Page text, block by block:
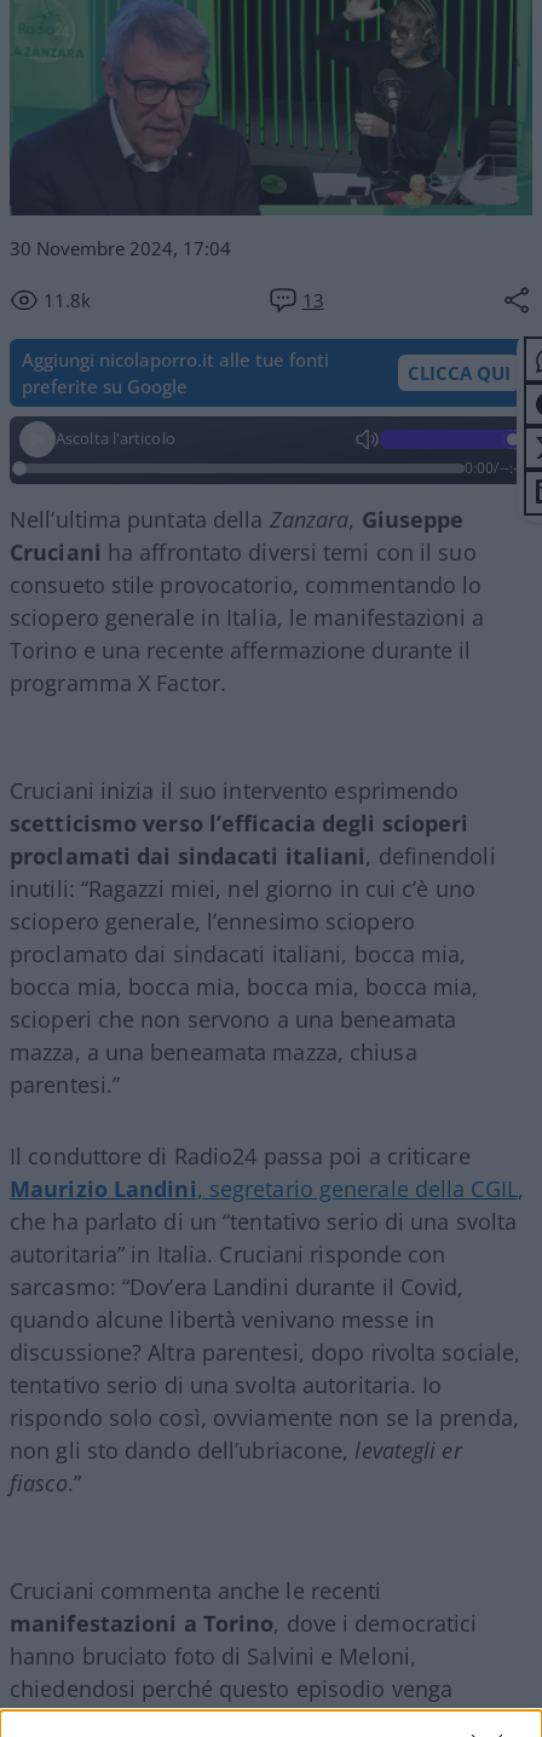
30 Novembre 2024, 17:04
11.8k 13
Aggiungi nicolaporro.it alle tue fonti
preferite su Google
CLICCA QUI
Ascolta l'articolo
0:00/--:--
Nell’ultima puntata della Zanzara, Giuseppe
Cruciani ha affrontato diversi temi con il suo
consueto stile provocatorio, commentando lo
sciopero generale in Italia, le manifestazioni a
Torino e una recente affermazione durante il
programma X Factor.
Cruciani inizia il suo intervento esprimendo
scetticismo verso l’efficacia degli scioperi
proclamati dai sindacati italiani, definendoli
inutili: “Ragazzi miei, nel giorno in cui c’è uno
sciopero generale, l’ennesimo sciopero
proclamato dai sindacati italiani, bocca mia,
bocca mia, bocca mia, bocca mia, bocca mia,
scioperi che non servono a una beneamata
mazza, a una beneamata mazza, chiusa
parentesi.”
Il conduttore di Radio24 passa poi a criticare
Maurizio Landini, segretario generale della CGIL ,
che ha parlato di un “tentativo serio di una svolta
autoritaria” in Italia. Cruciani risponde con
sarcasmo: “Dov’era Landini durante il Covid,
quando alcune libertà venivano messe in
discussione? Altra parentesi, dopo rivolta sociale,
tentativo serio di una svolta autoritaria. Io
rispondo solo così, ovviamente non se la prenda,
non gli sto dando dell’ubriacone, levategli er
fiasco.”
Cruciani commenta anche le recenti
manifestazioni a Torino, dove i democratici
hanno bruciato foto di Salvini e Meloni,
chiedendosi perché questo episodio venga
ignorato dai media: “Ma fino all’altro giorno erano